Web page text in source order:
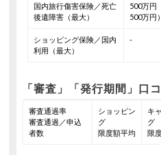
国内旅行傷害保険／死亡
後遺障害（最大）
500万円
500万円）
ショッピング保険／国内
利用（最大）
-
「審査」「発行期間」口
審査通過率
審査通過／申込
者数
ショッピン
グ
限度額平均
キ
グ
限